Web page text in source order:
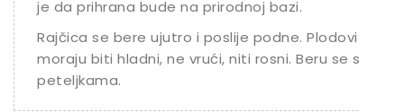
je da prihrana bude na prirodnoj bazi.
Rajčica se bere ujutro i poslije podne. Plodovi
moraju biti hladni, ne vrući, niti rosni. Beru se s
peteljkama.